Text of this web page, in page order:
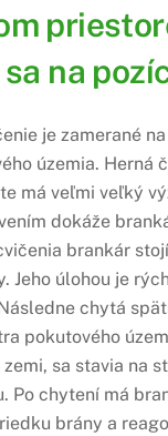
na
je zamerané
územia. Herná
má veľmi veľký
dokáže
brankár
Jeho úlohou je
chytá
pokutového
sa stavia na
Po chytení má
brány a